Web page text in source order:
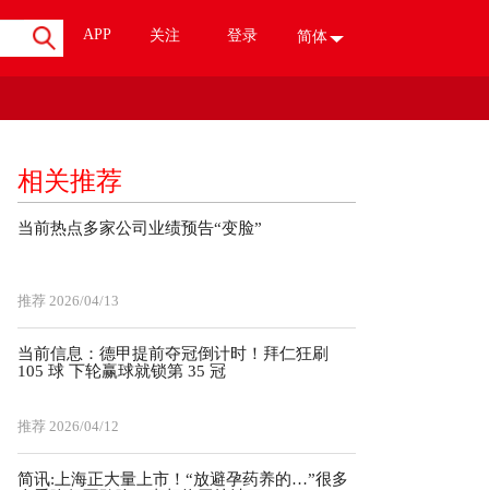
APP 关注 登录 简体
相关推荐
当前热点多家公司业绩预告“变脸”
推荐 2026/04/13
当前信息：德甲提前夺冠倒计时！拜仁狂刷
105 球 下轮赢球就锁第 35 冠
推荐 2026/04/12
简讯:上海正大量上市！“放避孕药养的…”很多